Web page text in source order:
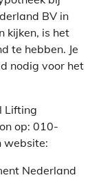
BV in
kijken, is het
te hebben. Je
nodig voor het
Lifting
op: 010-
website:
Nederland